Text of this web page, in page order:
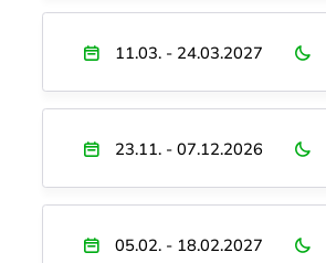
11.03. - 24.03.2027
23.11. - 07.12.2026
05.02. - 18.02.2027